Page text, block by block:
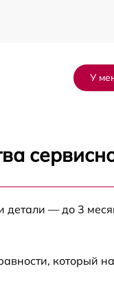
У
детали — до 3
который